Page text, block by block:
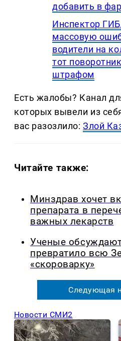
добавить в
Инспектор
массовую
водители на
тот
штрафом
Есть жалобы? Канал
которых вывели из
вас разозлило:Злой
Читайте также:
Минздрав хочет
препарата в
важных лекарств
Ученые
превратило всю
«скороварку»
Следующая
Новости СМИ2